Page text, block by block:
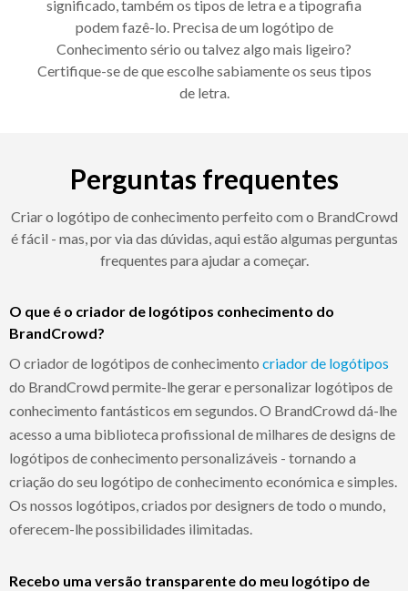
significado, também os tipos de letra e a tipografia
podem fazê-lo. Precisa de um logótipo de
Conhecimento sério ou talvez algo mais ligeiro?
Certifique-se de que escolhe sabiamente os seus tipos
de letra.
Perguntas frequentes
Criar o logótipo de conhecimento perfeito com o BrandCrowd
é fácil - mas, por via das dúvidas, aqui estão algumas perguntas
frequentes para ajudar a começar.
O que é o criador de logótipos conhecimento do
BrandCrowd?
O criador de logótipos de conhecimento criador de logótipos
do BrandCrowd permite-lhe gerar e personalizar logótipos de
conhecimento fantásticos em segundos. O BrandCrowd dá-lhe
acesso a uma biblioteca profissional de milhares de designs de
logótipos de conhecimento personalizáveis - tornando a
criação do seu logótipo de conhecimento económica e simples.
Os nossos logótipos, criados por designers de todo o mundo,
oferecem-lhe possibilidades ilimitadas.
Recebo uma versão transparente do meu logótipo de